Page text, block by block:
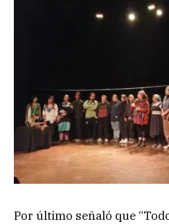
Por último señaló que